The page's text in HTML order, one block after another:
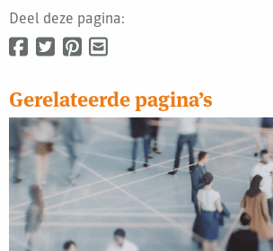
Deel deze pagina:
Gerelateerde pagina’s